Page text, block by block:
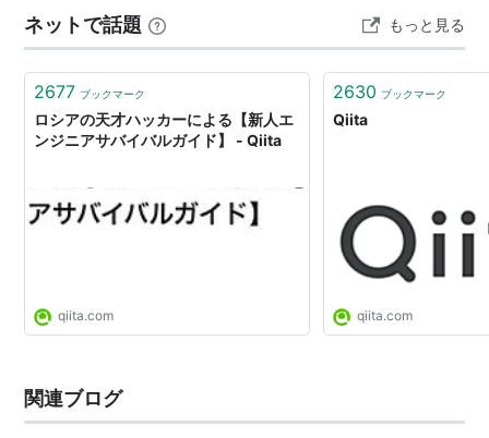
ネットで話題 もっと見る
2677 ブックマーク
ロシアの天才ハッカーによる【新人エ
ンジニアサバイバルガイド】 - Qiita
qiita.com
2630 ブックマーク
Qiita
qiita.com
関連ブログ